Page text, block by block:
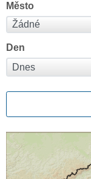
Město
Den